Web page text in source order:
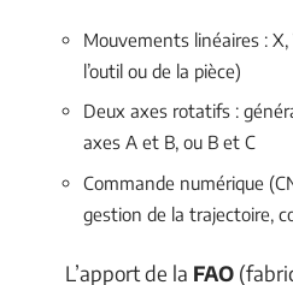
Mouvements linéaires :
l’outil ou de la pièce)
Deux axes rotatifs :
axes A et B, ou B et C
Commande numérique
gestion de la trajectoire,
L’apport de la FAO